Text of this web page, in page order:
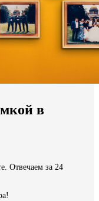
в
Отвечаем за 24